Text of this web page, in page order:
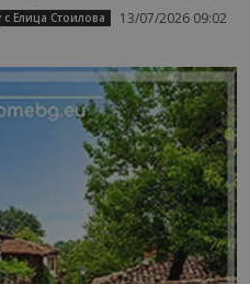
с Елица Стоилова 13/07/2026 09:02